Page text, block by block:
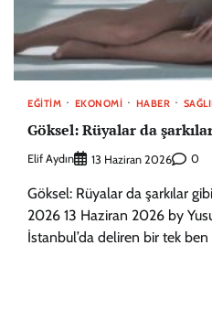
EĞITIM EKONOMI HABER
Göksel: Rüyalar da
Elif Aydın 13 Haziran 2026 0
Göksel: Rüyalar da şarkılar
2026 13 Haziran 2026 by
İstanbul’da deliren bir tek